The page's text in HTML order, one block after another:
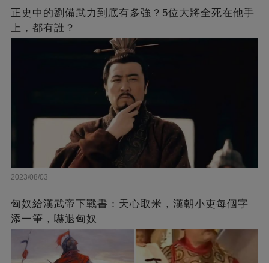
正史中的劉備武力到底有多強？5位大將全死在他手
上，都有誰？
2023/08/03
匈奴給漢武帝下戰書：天心取米，漢朝小吏每個字
添一筆，嚇退匈奴